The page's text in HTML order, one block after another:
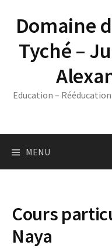
contentDomaine
Tyché –
Education –
MENU
Cours
Naya